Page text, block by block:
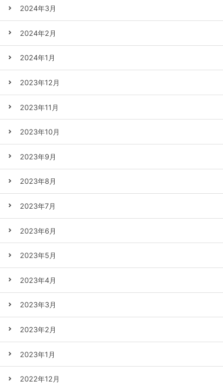
2024年3月
2024年2月
2024年1月
2023年12月
2023年11月
2023年10月
2023年9月
2023年8月
2023年7月
2023年6月
2023年5月
2023年4月
2023年3月
2023年2月
2023年1月
2022年12月